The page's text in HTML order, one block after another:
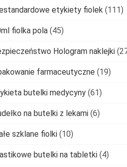
etykiety fiolek (111)
fiolka pola (45)
Hologram naklejki
farmaceutyczne (19)
butelki medycyny (61)
na butelki z lekami (6)
szklane fiolki (10)
butelki na tabletki (4)